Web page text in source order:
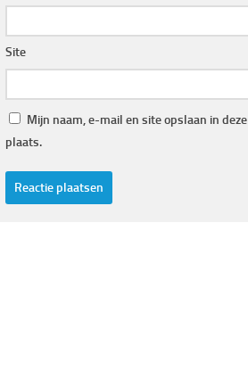
Site
Mijn naam, e-mail en site opslaan in
plaats.